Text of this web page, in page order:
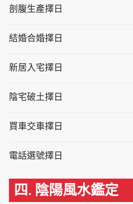
剖腹生產擇日
結婚合婚擇日
新居入宅擇日
陰宅破土擇日
買車交車擇日
電話選號擇日
四. 陰陽風水鑑定